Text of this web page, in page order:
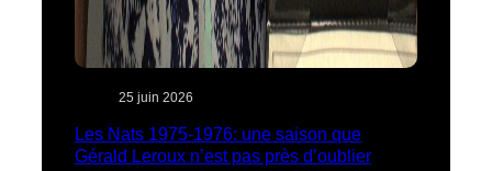
25 juin 2026
Les Nats 1975-1976: une saison que
Gérald Leroux n’est pas près d’oublier